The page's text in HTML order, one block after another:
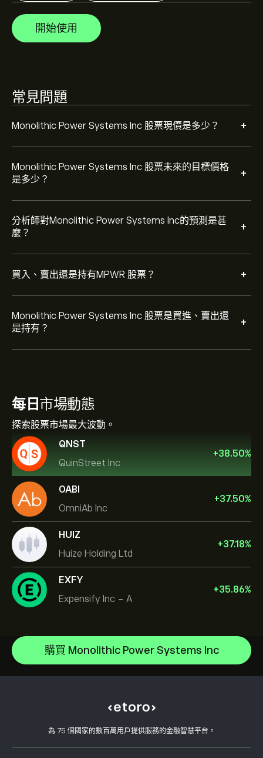
開始使用
常見問題
Monolithic Power Systems Inc 股票現價是多少？ +
Monolithic Power Systems Inc 股票未來的目標價格
是多少？
+
分析師對Monolithic Power Systems Inc的預測是甚
麼？
+
格走勢。
買入、賣出還是持有MPWR 股票？ +
Monolithic Power Systems Inc 的市值是 ‎$‎68.88B 美元
Monolithic Power Systems Inc 股票是買進、賣出還
是持有？
+
識為 大量買入。
每日 市場動態
探索股票市場最大波動。
QNST
QuinStreet Inc
+38.50%
OABI
OmniAb Inc
+37.50%
HUIZ
Huize Holding Ltd
+37.18%
EXFY
Expensify Inc - A
+35.86%
購買 Monolithic Power Systems Inc
為 75 個國家的數百萬用戶提供服務的金融智慧平台。
Micron Technology, Inc.
Lam Research Corp
Applied Materials Inc
如何存款
如何提款
開設帳戶
用戶端漏洞
CopyTrading 如何運作
負責任的交易
為什麼選擇 eToro
我們的辦事處
風險揭露